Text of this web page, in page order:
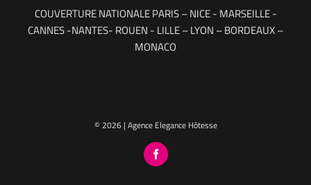
COUVERTURE NATIONALE PARIS – NICE - MARSEILLE -
CANNES -NANTES- ROUEN - LILLE – LYON – BORDEAUX –
MONACO
© 2026 | Agence Elegance Hôtesse
Facebook